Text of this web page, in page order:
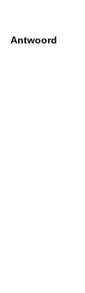
Antwoord